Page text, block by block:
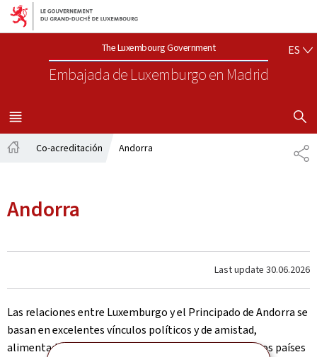
Aller au menu principal
Aller au contenu
The Luxembourg Government
Embajada de Luxemburgoen Madrid
ES
MENU
PRINCIPAL
SHOW
Co-acreditación Andorra
Andorra
Last update 30.06.2026
Las relaciones entre Luxemburgo y el Principado de Andorra se
basan en excelentes vínculos políticos y de amistad,
alimentados por un diálogo constante. En 2025, ambos países